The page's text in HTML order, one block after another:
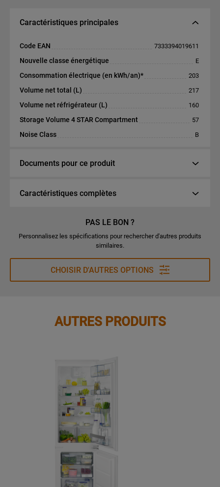
Caractéristiques principales
Code EAN 7333394019611
Nouvelle classe énergétique E
Consommation électrique (en kWh/an)* 203
Volume net total (L) 217
Volume net réfrigérateur (L) 160
Storage Volume 4 STAR Compartment 57
Noise Class B
Documents pour ce produit
Caractéristiques complètes
PAS LE BON ?
Personnalisez les spécifications pour rechercher d'autres produits
similaires.
CHOISIR D'AUTRES OPTIONS
AUTRES PRODUITS